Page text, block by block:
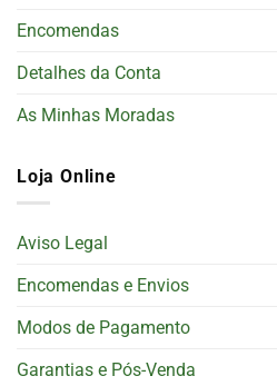
Encomendas
Detalhes da Conta
As Minhas Moradas
Loja Online
Aviso Legal
Encomendas e Envios
Modos de Pagamento
Garantias e Pós-Venda